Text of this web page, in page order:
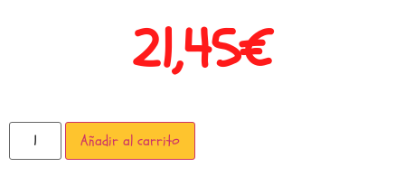
21,45€
Añadir al carrito